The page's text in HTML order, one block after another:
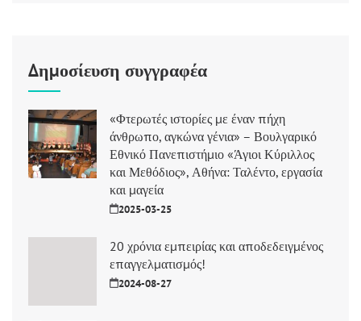
Δημοσίευση συγγραφέα
«Φτερωτές ιστορίες με έναν πήχη
άνθρωπο, αγκώνα γένια» – Βουλγαρικό
Εθνικό Πανεπιστήμιο «Άγιοι Κύριλλος
και Μεθόδιος», Αθήνα: Ταλέντο, εργασία
και μαγεία
2025-03-25
20 χρόνια εμπειρίας και αποδεδειγμένος
επαγγελματισμός!
2024-08-27